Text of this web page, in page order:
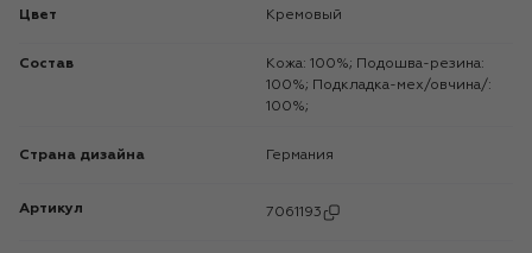
Цвет Кремовый
Состав
Кожа: 100%; Подошва-резина:
100%; Подкладка-мех/овчина/:
100%;
Страна дизайна Германия
Артикул 7061193